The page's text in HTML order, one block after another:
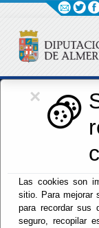
×
Las cookies son
sitio. Para mejorar
para recordar sus
seguro, recopilar